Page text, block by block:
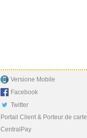
Versione Mobile
Facebook
Twitter
Portail Client & Porteur de carte
CentralPay